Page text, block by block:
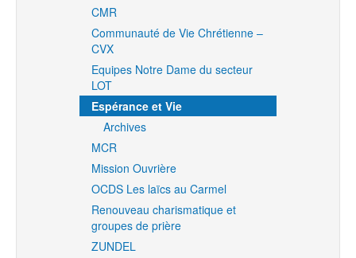
CMR
Communauté de Vie Chrétienne –
CVX
Equipes Notre Dame du secteur
LOT
Espérance et Vie
Archives
MCR
Mission Ouvrière
OCDS Les laïcs au Carmel
Renouveau charismatique et
groupes de prière
ZUNDEL